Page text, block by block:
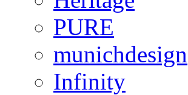
PURE
munichdesign
Infinity